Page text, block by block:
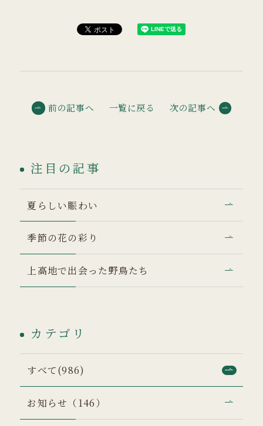
前の記事へ 一覧に戻る 次の記事へ
注目の記事
夏らしい賑わい
季節の花の彩り
上高地で出会った野鳥たち
カテゴリ
すべて(986)
お知らせ（146）